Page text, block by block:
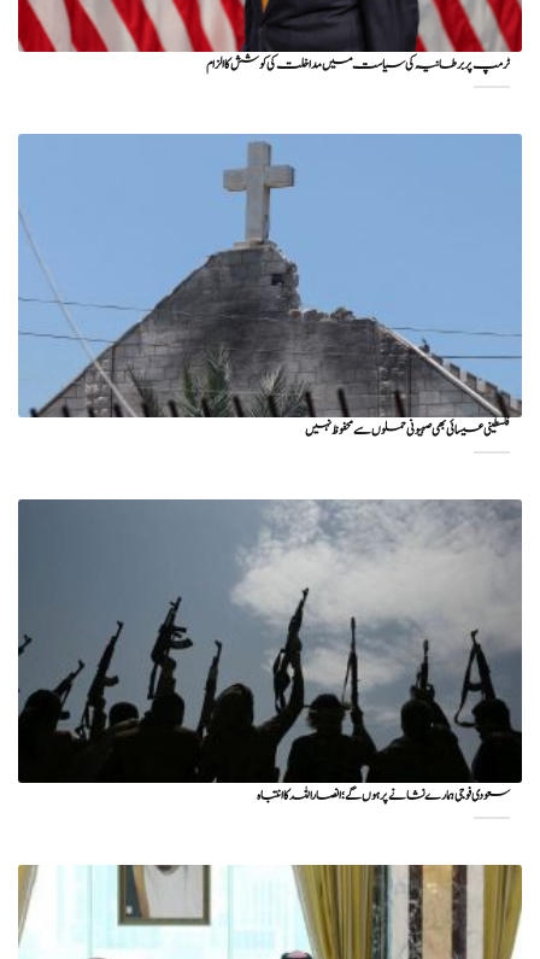
ٹرمپ پر برطانیہ کی سیاست میں مداخلت کی کوشش کا الزام
فلسطینی عیسائی بھی صہیونی حملوں سے محفوظ نہیں
سعودی فوجی ہمارے نشانے پر ہوں گے؛ انصاراللہ کا انتباہ